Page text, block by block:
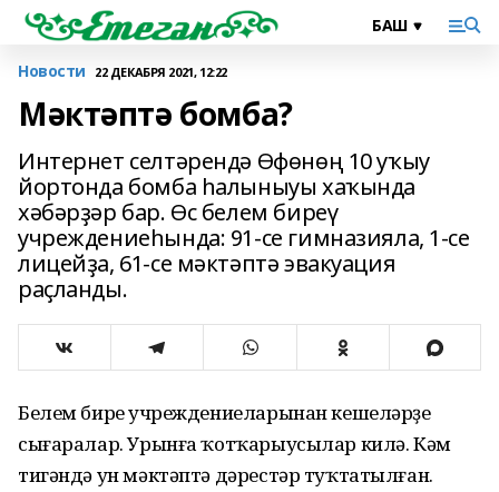
Новости 22 ДЕКАБРЯ 2021, 12:22
Мәктәптә бомба?
Интернет селтәрендә Өфөнөң 10 уҡыу
йортонда бомба һалыныуы хаҡында
хәбәрҙәр бар. Өс белем биреү
учреждениеһында: 91-се гимназияла, 1-се
лицейҙа, 61-се мәктәптә эвакуация
раҫланды.
Белем биреү учреждениеларынан кешеләрҙе
сығаралар. Урынға ҡотҡарыусылар килә. Кәм
тигәндә ун мәктәптә дәрестәр туҡтатылған.